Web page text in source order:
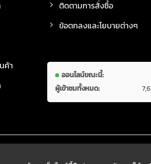
ค้า
ติดตามการสั่งซื้อ
ข้อตกลงและโยบายต่างๆ
ออนไลน์ขณะนี้:
ผู้เข้าชมทั้งหมด: